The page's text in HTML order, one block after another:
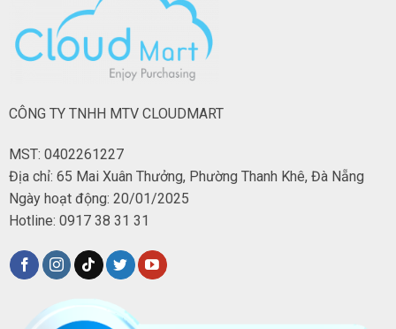
CÔNG TY TNHH MTV CLOUDMART
MST: 0402261227
Địa chỉ: 65 Mai Xuân Thưởng, Phường Thanh Khê, Đà Nẵng
Ngày hoạt động: 20/01/2025
Hotline: 0917 38 31 31